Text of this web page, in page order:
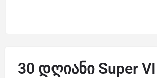
30 დღიანი Super